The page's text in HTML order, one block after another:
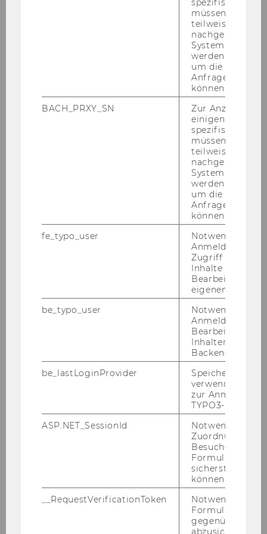
len in­ner­halb des So­zi­al­fonds ge­mein­sam re­
flek­tiert. Hin­sicht­lich der Pla­nung und Steue­
rung be­stan­den we­sent­li­che The­men in In­stru­
men­ten und Maß­nah­men, den Bud­ge­tie­rungs­
pro­zess, das un­ter­jäh­ri­ge Con­trol­ling sowie das
Be­son­de­re Au­gen­mer­ke lagen hier­bei auf der
Stra­te­gie 2020 sowie damit zu­sam­men­hän­
gend auf der Pla­nung und Steue­rung des So­zi­
al­fonds Vor­arl­berg, dem Case und Care Ma­
nage­ment und der Lan­des­ver­wal­tung, sowie
der Bud­get­pla­nung und –über­wa­chung. Teil
des Pro­zes­ses war die Auf­glie­de­rung des Bud­
get­zu­wach­ses der letz­ten Jahre nach ver­schie­
de­nen Ur­sa­chen, wie bei­spiels­wei­se de­mo­gra­
phi­sches Wachs­tum und In­fla­ti­ons­ef­fek­te. Eine
wir­kungs­ori­en­tier­te Steue­rung des So­zi­al­fonds
er­folgt ak­tu­ell nicht, wurde je­doch im Rah­men
Christian Grünhaus
müssen
teilweise von
nachgelagerten
System
werden.
um die Antwort
Anfrage
können.
BACH_PRXY_SN
Zur Anzeige von
einigen WU-
spezifischen
müssen
teilweise von
nachgelagerten
System
werden.
um die Antwort
Anfrage
können.
fe_typo_user
Notwendig für
Anmeldung und
Zugriff auf
Inhalte oder zur
Bearbeitung des
eigenen Profils.
be_typo_user
Notwendig für
Anmeldung und
Bearbeitung von
Inhalten im
Backend.
be_lastLoginProvider
Speichert die
verwendete
zur Anmeldung
TYPO3-Backend.
ASP.NET_SessionId
Notwendig, um
Zuordnung von
Besucher zu
sicherstellen zu
können.
__RequestVerificationToken
Notwendig, um
gegenüber
abzusichern.